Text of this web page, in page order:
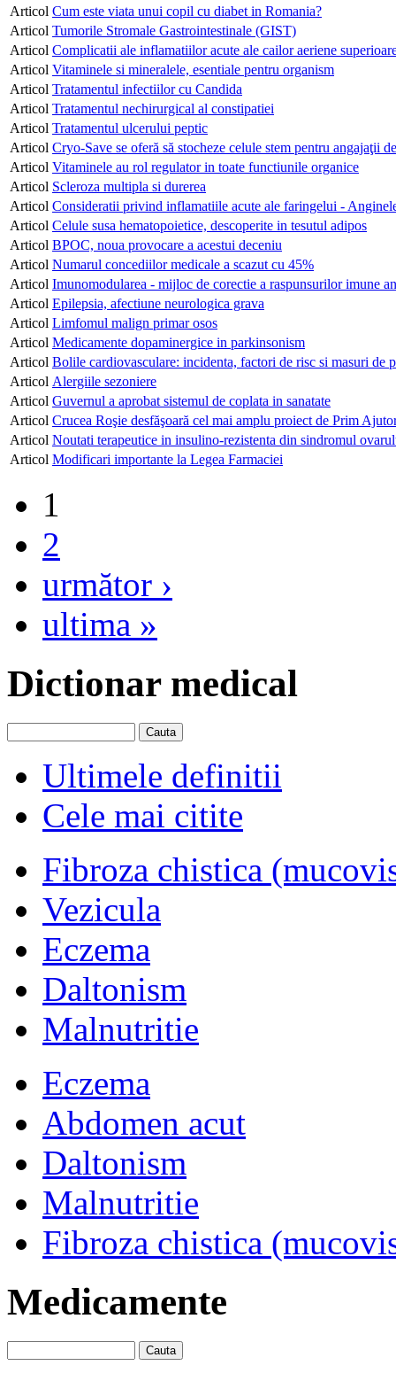
Articol Cum este viata unui copil cu diabet in Romania?
Articol Tumorile Stromale Gastrointestinale (GIST)
Articol Complicatii ale inflamatiilor acute ale cailor aeriene
Articol Vitaminele si mineralele, esentiale pentru organism
Articol Tratamentul infectiilor cu Candida
Articol Tratamentul nechirurgical al constipatiei
Articol Tratamentul ulcerului peptic
Articol Cryo-Save se oferă să stocheze celule stem pentru angajaţii
Articol Vitaminele au rol regulator in toate functiunile organice
Articol Scleroza multipla si durerea
Articol Consideratii privind inflamatiile acute ale faringelui -
Articol Celule susa hematopoietice, descoperite in tesutul adipos
Articol BPOC, noua provocare a acestui deceniu
Articol Numarul concediilor medicale a scazut cu 45%
Articol Imunomodularea - mijloc de corectie a raspunsurilor imune
Articol Epilepsia, afectiune neurologica grava
Articol Limfomul malign primar osos
Articol Medicamente dopaminergice in parkinsonism
Articol Bolile cardiovasculare: incidenta, factori de risc si masuri de
Articol Alergiile sezoniere
Articol Guvernul a aprobat sistemul de coplata in sanatate
Articol Crucea Roşie desfăşoară cel mai amplu proiect de Prim
Articol Noutati terapeutice in insulino-rezistenta din sindromul
Articol Modificari importante la Legea Farmaciei
1
2
următor ›
ultima »
Dictionar medical
Ultimele definitii
Cele mai citite
Fibroza chistica
Vezicula
Eczema
Daltonism
Malnutritie
Eczema
Abdomen acut
Daltonism
Malnutritie
Fibroza chistica
Medicamente